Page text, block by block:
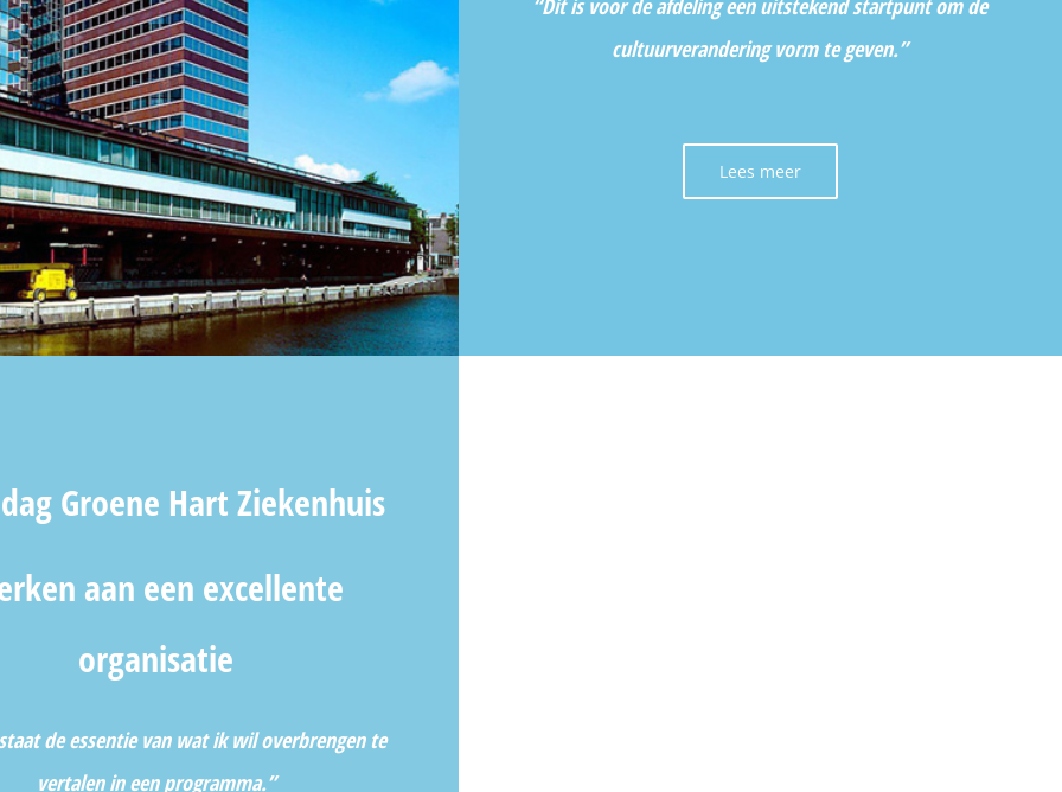
“Dit is voor de afdeling een uitstekend startpunt om de
cultuurverandering vorm te geven.”
Lees meer
Groene Hart Ziekenhuis
aan een excellente
organisatie
de essentie van wat ik wil overbrengen te
vertalen in een programma.”